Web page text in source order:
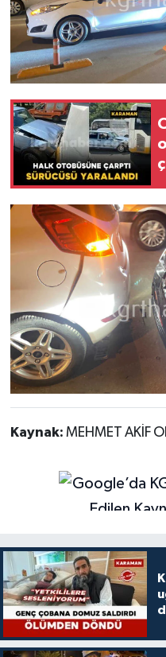
Kaynak: MEHMET AKİF